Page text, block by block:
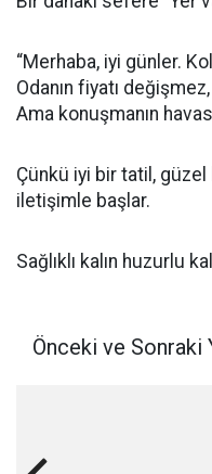
“Merhaba, iyi günler.
Odanın fiyatı
Ama konuşmanın
Çünkü iyi bir tatil,
iletişimle başlar.
Sağlıklı kalın huzurlu
Önceki ve Sonraki